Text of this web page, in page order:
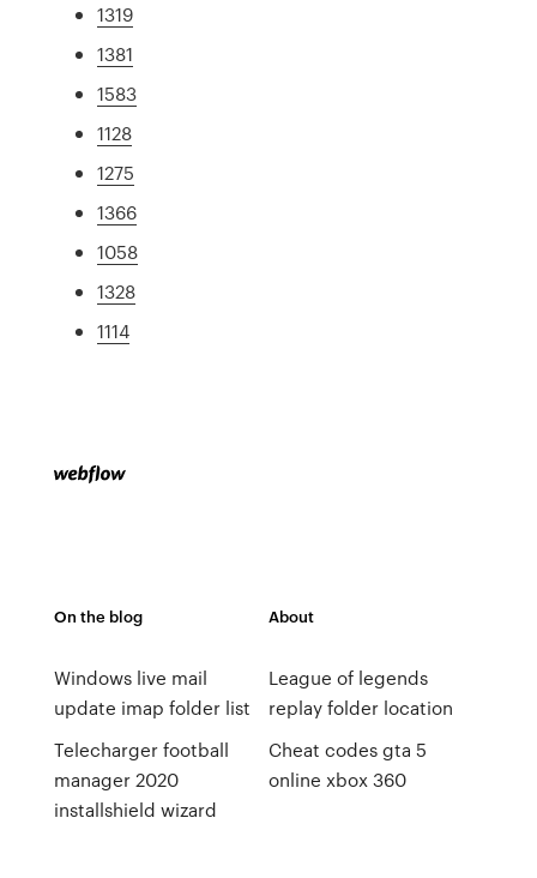
1319
1381
1583
1128
1275
1366
1058
1328
1114
On the blog
Windows live mail
update imap folder list
Telecharger football
manager 2020
installshield wizard
About
League of legends
replay folder location
Cheat codes gta 5
online xbox 360